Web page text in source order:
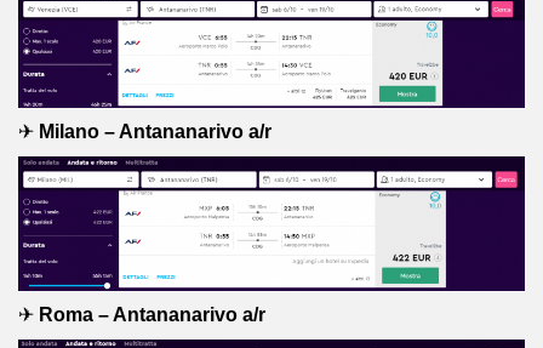
✈ Milano – Antananarivo a/r
✈ Roma – Antananarivo a/r